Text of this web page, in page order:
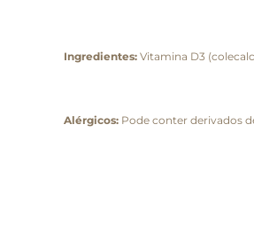
Ingredientes: Vitamina D3
Alérgicos: Pode conter derivados